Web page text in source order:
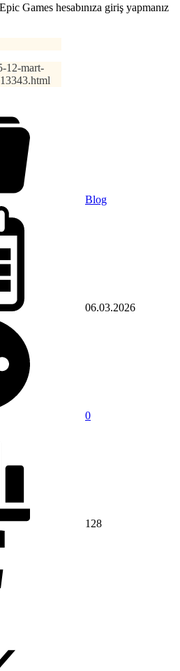
Games hesabınıza giriş yapmanız
12-mart-
Blog
06.03.2026
0
128